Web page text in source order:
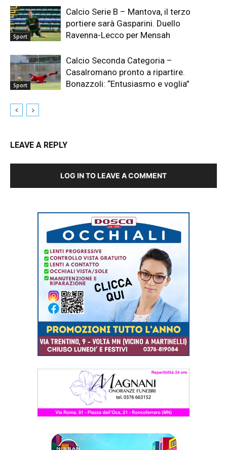
Sport
Calcio Serie B – Mantova, il terzo
portiere sarà Gasparini. Duello
Ravenna-Lecco per Mensah
Sport
Calcio Seconda Categoria –
Casalromano pronto a ripartire.
Bonazzoli: “Entusiasmo e voglia”
LEAVE A REPLY
LOG IN TO LEAVE A COMMENT